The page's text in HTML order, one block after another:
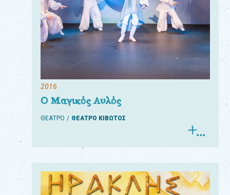
2016
Ο Μαγικός Αυλός
ΘΕΑΤΡΟ ΘΕΑΤΡΟ ΚΙΒΩΤΟΣ